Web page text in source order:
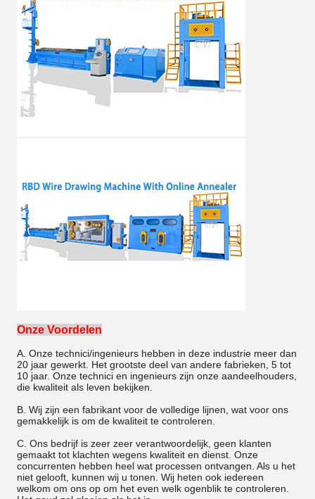
Onze Voordelen
A. Onze technici/ingenieurs hebben in deze industrie meer dan
20 jaar gewerkt. Het grootste deel van andere fabrieken, 5 tot
10 jaar. Onze technici en ingenieurs zijn onze aandeelhouders,
die kwaliteit als leven bekijken.
B. Wij zijn een fabrikant voor de volledige lijnen, wat voor ons
gemakkelijk is om de kwaliteit te controleren.
C. Ons bedrijf is zeer zeer verantwoordelijk, geen klanten
gemaakt tot klachten wegens kwaliteit en dienst. Onze
concurrenten hebben heel wat processen ontvangen. Als u het
niet gelooft, kunnen wij u tonen. Wij heten ook iedereen
welkom om ons op om het even welk ogenblik te controleren.